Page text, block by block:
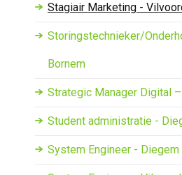
Stagiair Marketing -
Storingstechnieker/
Bornem
Strategic Manager Digital
Student administratie -
System Engineer - Diegem